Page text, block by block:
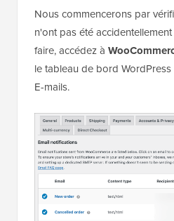
Nous commencerons par
n'ont pas été
faire, accédez à
le tableau de bord
E-mails.